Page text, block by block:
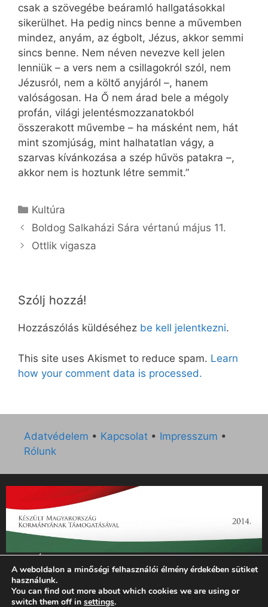
csak a szövegébe beáramló hallgatásokkal
sikerülhet. Ha pedig nincs benne a művemben
mindez, anyám, az égbolt, Jézus, akkor semmi
sincs benne. Nem néven nevezve kell jelen
lenniük – a vers nem a csillagokról szól, nem
Jézusról, nem a költő anyjáról –, hanem
valóságosan. Ha Ő nem árad bele a mégoly
profán, világi jelentésmozzanatokból
összerakott művembe – ha másként nem, hát
mint szomjúság, mint halhatatlan vágy, a
szarvas kívánkozása a szép hűvös patakra –,
akkor nem is hoztunk létre semmit.”
Kategória
Kultúra
Boldog Salkaházi Sára vértanú május 11.
Ottlik vigasza
Szólj hozzá!
Hozzászólás küldéséhez be kell jelentkezni.
This site uses Akismet to reduce spam. Learn
how your comment data is processed.
Adatvédelem • Kapcsolat • Impresszum •
Rólunk
„Az Új Ember katolikus hetilap 2014. évi működésének
támogatását az EGYH-KCP-14-P-0121 sz. támogatási
szerződés keretében 3 000 000 Ft összegben támogatta az
Emberi Erőforrások Minisztériuma.”
A weboldalon a minőségi felhasználói élmény érdekében sütiket
használunk.
You can find out more about which cookies we are using or
switch them off in settings.